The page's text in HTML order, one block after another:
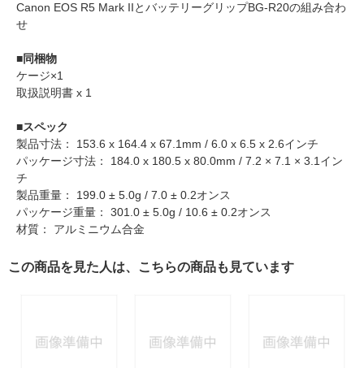
Canon EOS R5 Mark IIとバッテリーグリップBG-R20の組み合わ
せ
■同梱物
ケージ×1
取扱説明書 x 1
■スペック
製品寸法： 153.6 x 164.4 x 67.1mm / 6.0 x 6.5 x 2.6インチ
パッケージ寸法： 184.0 x 180.5 x 80.0mm / 7.2 × 7.1 × 3.1イン
チ
製品重量： 199.0 ± 5.0g / 7.0 ± 0.2オンス
パッケージ重量： 301.0 ± 5.0g / 10.6 ± 0.2オンス
材質： アルミニウム合金
この商品を見た人は、こちらの商品も見ています